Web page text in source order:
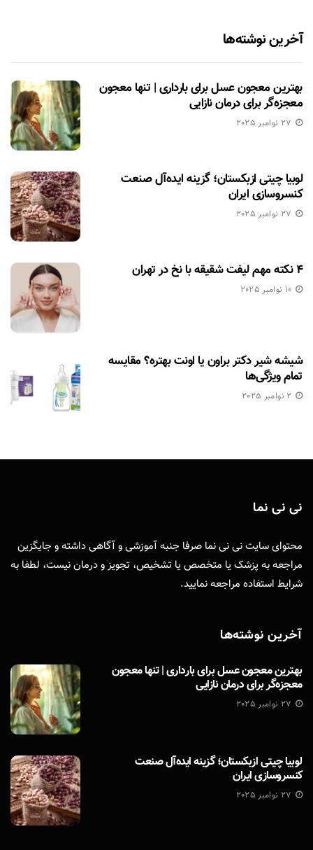
آخرین نوشته‌ها
بهترین معجون عسل برای بارداری | تنها معجون
معجزه‌گر برای درمان نازایی
27 نوامبر 2025
لوبیا چیتی ازبکستان؛ گزینه ایده‌آل صنعت
کنسروسازی ایران
27 نوامبر 2025
۴ نکته مهم لیفت شقیقه با نخ در تهران
10 نوامبر 2025
شیشه شیر دکتر براون یا اونت بهتره؟ مقایسه
تمام ویژگی‌ها
2 نوامبر 2025
نی نی نما
محتوای سایت نی نی نما صرفا جنبه آموزشی و آگاهی داشته و جایگزین
مراجعه به پزشک یا متخصص یا تشخیص، تجویز و درمان نیست، لطفا به
شرایط استفاده مراجعه نمایید.
آخرین نوشته‌ها
بهترین معجون عسل برای بارداری | تنها معجون
معجزه‌گر برای درمان نازایی
27 نوامبر 2025
لوبیا چیتی ازبکستان؛ گزینه ایده‌آل صنعت
کنسروسازی ایران
27 نوامبر 2025